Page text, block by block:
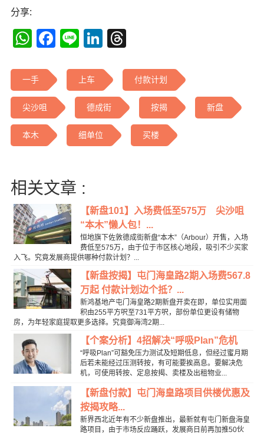
分享:
WhatsApp
Facebook
LineLinkedIn
一手 上车 付款计划
尖沙咀 德成街 按揭 新盘
本木 细单位 买楼
相关文章 :
【新盘101】入场费低至575万 尖沙咀
“本木”懒人包！...
恒地旗下佐敦德成街新盘“本木”（Arbour）开售，入场
费低至575万，由于位于市区核心地段，吸引不少买家
入飞。究竟发展商提供哪种付款计划？...
【新盘按揭】屯门海皇路2期入场费567.8
万起 付款计划边个抵？...
新鸿基地产屯门海皇路2期新盘开卖在即，单位实用面
积由255平方呎至731平方呎，部份单位更设有储物
房，为年轻家庭提取更多选择。究竟御海湾2期...
【个案分析】4招解决“呼吸Plan”危机
“呼吸Plan”可豁免压力测试及短期低息，但经过蜜月期
后若未能经过压测转按，有可能要挨高息。要解决危
机，可使用转按、定息按揭、卖楼及出租物业...
【新盘付款】屯门海皇路项目供楼优惠及
按揭攻略...
新界西北近年有不少新盘推出，最新就有屯门新盘海皇
路项目，由于市场反应踊跃，发展商日前再加推50伙